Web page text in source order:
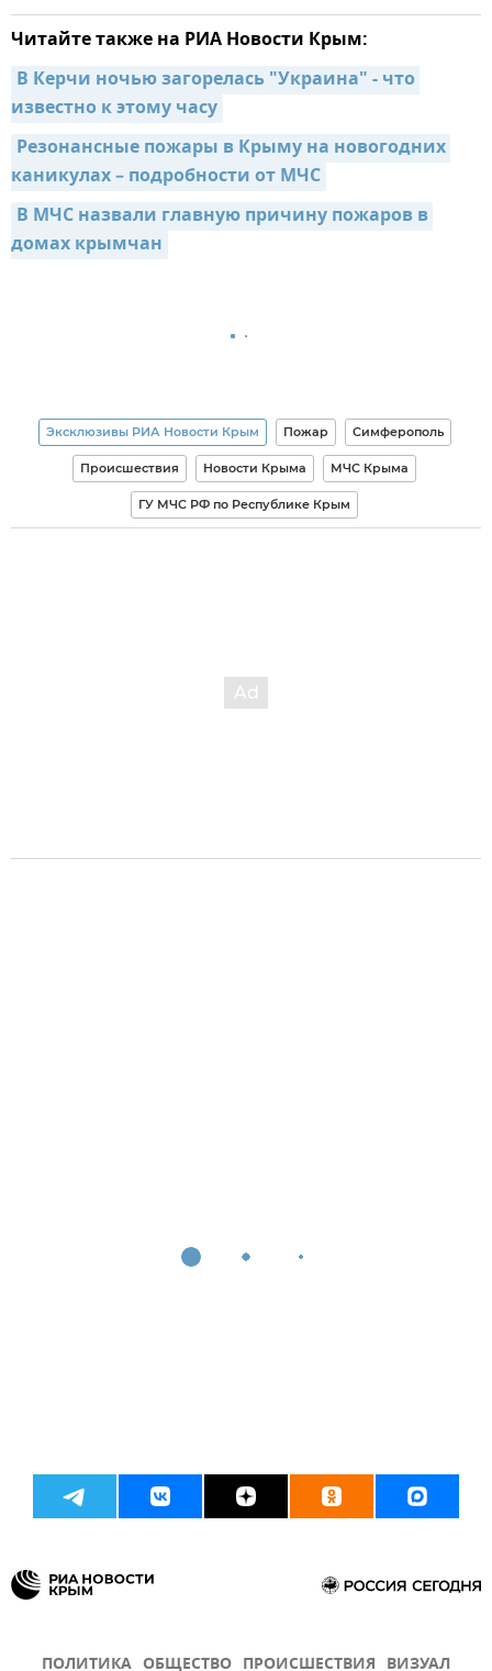
Читайте также на РИА Новости Крым:
В Керчи ночью загорелась "Украина" - что
известно к этому часу
Резонансные пожары в Крыму на новогодних
каникулах – подробности от МЧС
В МЧС назвали главную причину пожаров в
домах крымчан
Эксклюзивы РИА Новости Крым Пожар Симферополь
Происшествия Новости Крыма МЧС Крыма
ГУ МЧС РФ по Республике Крым
ПОЛИТИКА ОБЩЕСТВО ПРОИСШЕСТВИЯ ВИЗУАЛ